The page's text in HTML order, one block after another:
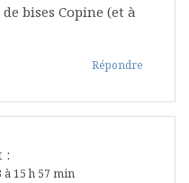
bises Copine (et à
Répondre
:
à 15 h 57 min